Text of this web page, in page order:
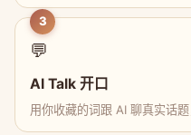
3
💬
AI Talk 开口
用你收藏的词跟 AI 聊真实话